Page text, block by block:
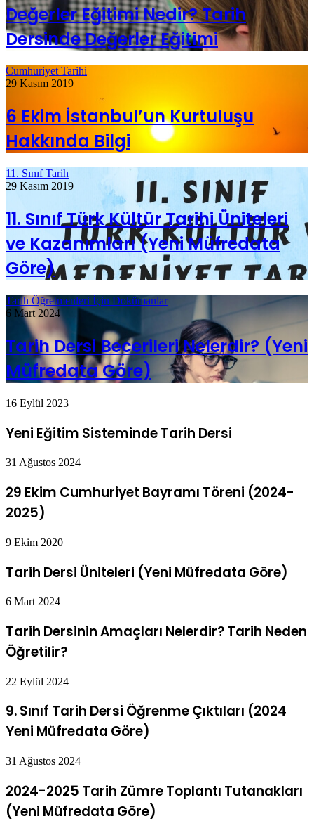
Değerler Eğitimi Nedir? Tarih
Dersinde Değerler Eğitimi
Cumhuriyet Tarihi
29 Kasım 2019
6 Ekim İstanbul’un Kurtuluşu
Hakkında Bilgi
11. Sınıf Tarih
29 Kasım 2019
11. Sınıf Türk Kültür Tarihi Üniteleri
ve Kazanımları (Yeni Müfredata
Göre)
Tarih Öğretmenleri İçin Dokümanlar
6 Mart 2024
Tarih Dersi Becerileri Nelerdir? (Yeni
Müfredata Göre)
16 Eylül 2023
Yeni Eğitim Sisteminde Tarih Dersi
31 Ağustos 2024
29 Ekim Cumhuriyet Bayramı Töreni (2024-
2025)
9 Ekim 2020
Tarih Dersi Üniteleri (Yeni Müfredata Göre)
6 Mart 2024
Tarih Dersinin Amaçları Nelerdir? Tarih Neden
Öğretilir?
22 Eylül 2024
9. Sınıf Tarih Dersi Öğrenme Çıktıları (2024
Yeni Müfredata Göre)
31 Ağustos 2024
2024-2025 Tarih Zümre Toplantı Tutanakları
(Yeni Müfredata Göre)